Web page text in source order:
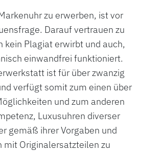
zu erwerben, ist vor
Darauf vertrauen zu
kein Plagiat erwirbt und auch,
einwandfrei funktioniert.
ist für über zwanzig
verfügt somit zum einen über
und zum anderen
Luxusuhren diverser
gemäß ihrer Vorgaben und
mit Originalersatzteilen zu